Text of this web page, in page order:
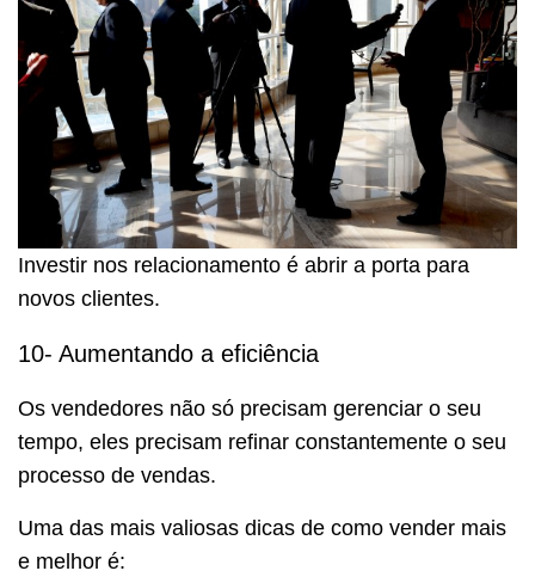
Investir nos relacionamento é abrir a porta para
novos clientes.
10- Aumentando a eficiência
Os vendedores não só precisam gerenciar o seu
tempo, eles precisam refinar constantemente o seu
processo de vendas.
Uma das mais valiosas dicas de como vender mais
e melhor é: